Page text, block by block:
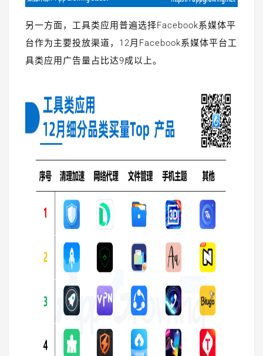
另一方面，工具类应用普遍选择Facebook系媒体平
台作为主要投放渠道，12月Facebook系媒体平台工
具类应用广告量占比达9成以上。